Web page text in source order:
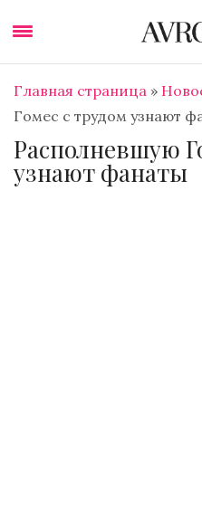
Главная страница »
Гомес с трудом узнают
Располневшую
узнают фанаты